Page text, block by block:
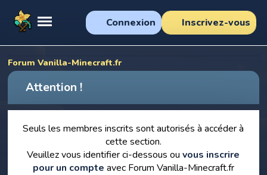
Connexion Inscrivez-vous
Forum Vanilla-Minecraft.fr
Attention !
Seuls les membres inscrits sont autorisés à accéder à
cette section.
Veuillez vous identifier ci-dessous ouvous inscrire
pour un compte avec Forum Vanilla-Minecraft.fr